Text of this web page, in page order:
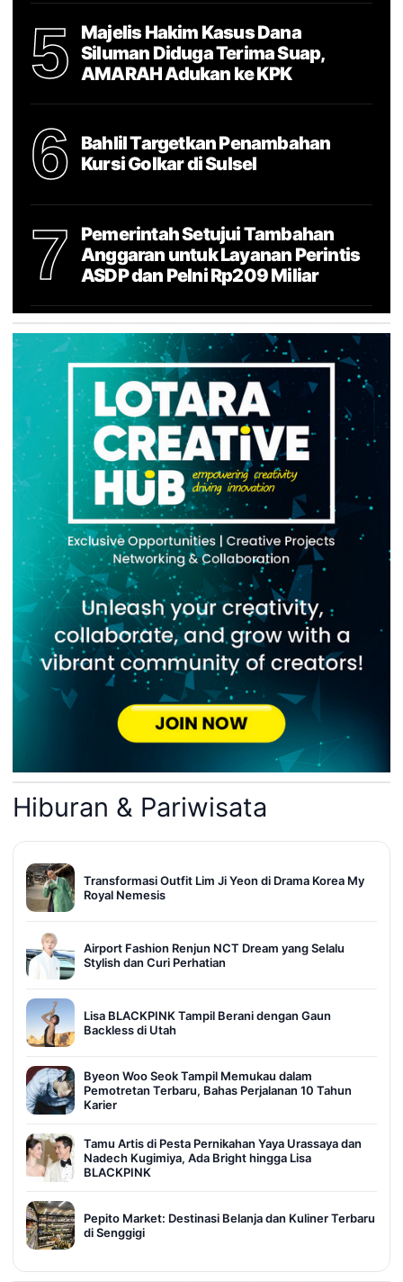
5
Majelis Hakim Kasus Dana
Siluman Diduga Terima Suap,
AMARAH Adukan ke KPK
6
Bahlil Targetkan Penambahan
Kursi Golkar di Sulsel
7
Pemerintah Setujui Tambahan
Anggaran untuk Layanan Perintis
ASDP dan Pelni Rp209 Miliar
Hiburan & Pariwisata
Transformasi Outfit Lim Ji Yeon di Drama Korea My
Royal Nemesis
Airport Fashion Renjun NCT Dream yang Selalu
Stylish dan Curi Perhatian
Lisa BLACKPINK Tampil Berani dengan Gaun
Backless di Utah
Byeon Woo Seok Tampil Memukau dalam
Pemotretan Terbaru, Bahas Perjalanan 10 Tahun
Karier
Tamu Artis di Pesta Pernikahan Yaya Urassaya dan
Nadech Kugimiya, Ada Bright hingga Lisa
BLACKPINK
Pepito Market: Destinasi Belanja dan Kuliner Terbaru
di Senggigi